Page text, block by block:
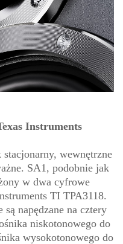
Instruments
wewnętrzne
SA1, podobnie jak
w dwa cyfrowe
TI TPA3118.
są napędzane na cztery
niskotonowego do
wysokotonowego do